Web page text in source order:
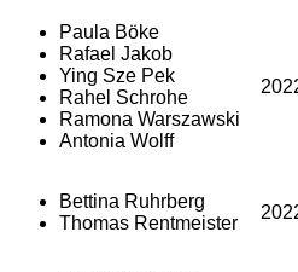
Paula Böke
Rafael Jakob
Ying Sze Pek
Rahel Schrohe
Ramona Warszawski
Antonia Wolff
Bettina Ruhrberg
Thomas Rentmeister